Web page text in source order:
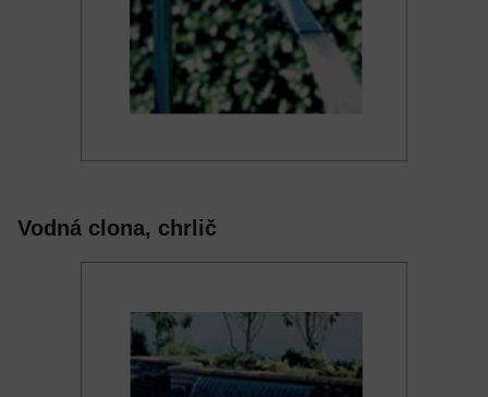
Vodná clona, chrlič